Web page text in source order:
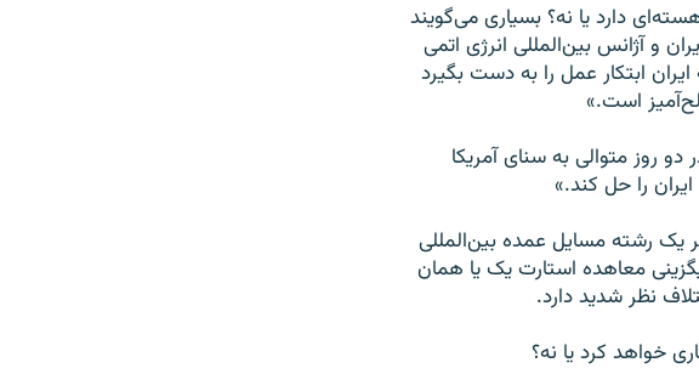
دارد يا نه؟ بسياری می‌گويند
و آژانس بين‌المللی انرژی اتمی
ابتکار عمل را به دست بگيرد
است.»
دو روز متوالی به سنای آمريکا
را حل کند.»
يک رشته مسايل عمده بين‌المللی
معاهده استارت یک يا همان
نظر شديد دارد.
خواهد کرد يا نه؟